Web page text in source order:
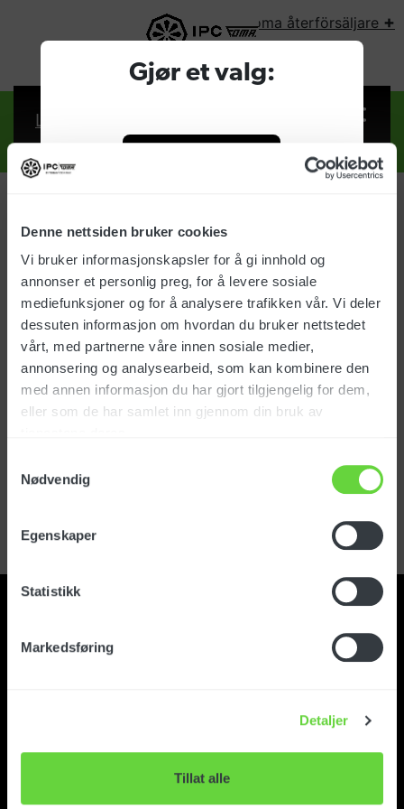
Denne nettsiden bruker cookies
Vi bruker informasjonskapsler for å gi innhold og
annonser et personlig preg, for å levere sosiale
mediefunksjoner og for å analysere trafikken vår. Vi deler
dessuten informasjon om hvordan du bruker nettstedet
vårt, med partnerne våre innen sosiale medier,
annonsering og analysearbeid, som kan kombinere den
med annen informasjon du har gjort tilgjengelig for dem,
eller som de har samlet inn gjennom din bruk av
Nødvendig
Egenskaper
Statistikk
Markedsføring
Detaljer
Tillat alle
Gjør et valg:
Företag
Privat
Foma återförsäljare +
VÄLJ LAND:
Logga in
Logga in
E-post:
Lösenord: